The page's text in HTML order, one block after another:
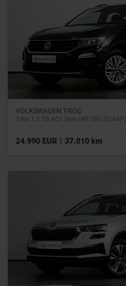
VOLKSWAGEN T-ROC
T-Roc 1.5 TSI ACT Style OPF DSG (EU6AP)
24.990 EUR 37.010 km